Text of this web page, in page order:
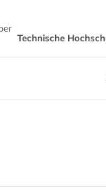
Technische